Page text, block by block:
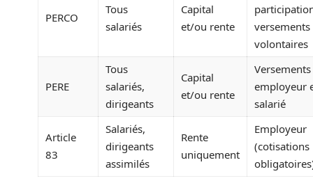
PERCO
Tous
salariés
Capital
et/ou rente
versements
volontaires
PERE
Tous
salariés,
dirigeants
Capital
et/ou rente
Versements
employeur
salarié
Article
83
Salariés,
dirigeants
assimilés
Rente
uniquement
Employeur
(cotisations